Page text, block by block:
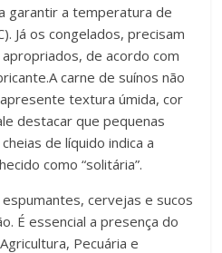
garantir a temperatura de
Já os congelados, precisam
de acordo com
carne de suínos não
textura úmida, cor
destacar que pequenas
de líquido indica a
como “solitária”.
cervejas e sucos
É essencial a presença do
Pecuária e